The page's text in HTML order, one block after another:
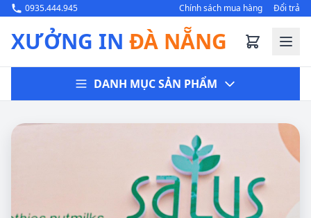
0935.444.945 Chính sách mua hàng Đổi trả
XƯỞNG IN ĐÀ NẴNG
DANH MỤC SẢN PHẨM